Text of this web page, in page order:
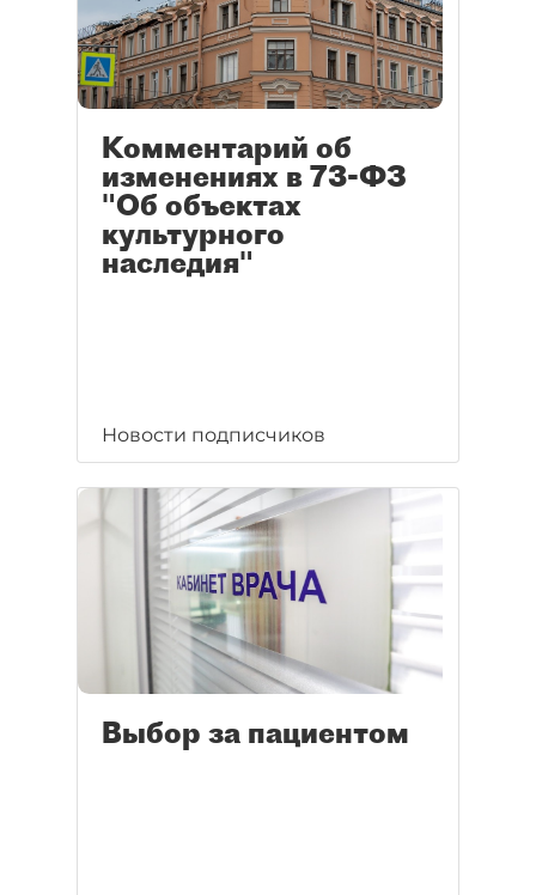
Комментарий об
изменениях в 73-ФЗ
"Об объектах
культурного
наследия"
Новости подписчиков
Выбор за пациентом